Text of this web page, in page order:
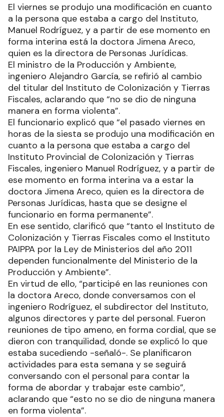
El viernes se produjo una modificación en cuanto
a la persona que estaba a cargo del Instituto,
Manuel Rodríguez, y a partir de ese momento en
forma interina está la doctora Jimena Areco,
quien es la directora de Personas Jurídicas.
El ministro de la Producción y Ambiente,
ingeniero Alejandro García, se refirió al cambio
del titular del Instituto de Colonización y Tierras
Fiscales, aclarando que “no se dio de ninguna
manera en forma violenta”.
El funcionario explicó que “el pasado viernes en
horas de la siesta se produjo una modificación en
cuanto a la persona que estaba a cargo del
Instituto Provincial de Colonización y Tierras
Fiscales, ingeniero Manuel Rodríguez, y a partir de
ese momento en forma interina va a estar la
doctora Jimena Areco, quien es la directora de
Personas Jurídicas, hasta que se designe el
funcionario en forma permanente”.
En ese sentido, clarificó que “tanto el Instituto de
Colonización y Tierras Fiscales como el Instituto
PAIPPA por la Ley de Ministerios del año 2011
dependen funcionalmente del Ministerio de la
Producción y Ambiente”.
En virtud de ello, “participé en las reuniones con
la doctora Areco, donde conversamos con el
ingeniero Rodríguez, el subdirector del Instituto,
algunos directores y parte del personal. Fueron
reuniones de tipo ameno, en forma cordial, que se
dieron con tranquilidad, donde se explicó lo que
estaba sucediendo -señaló-. Se planificaron
actividades para esta semana y se seguirá
conversando con el personal para contar la
forma de abordar y trabajar este cambio”,
aclarando que “esto no se dio de ninguna manera
en forma violenta”.